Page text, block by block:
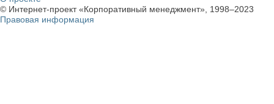
© Интернет-проект «Корпоративный менеджмент», 1998–2023
Правовая информация